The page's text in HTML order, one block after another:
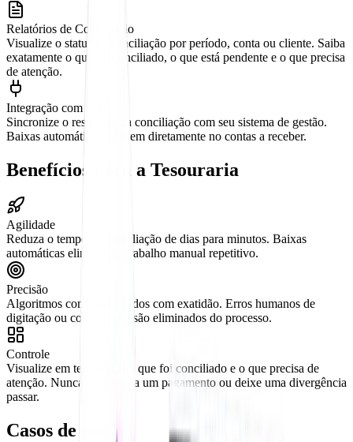
Relatórios de Conciliação
Visualize o status da conciliação por período, conta ou cliente. Saiba
exatamente o que foi conciliado, o que está pendente e o que precisa
de atenção.
Integração com ERP
Sincronize o resultado da conciliação com seu sistema de gestão.
Baixas automáticas refletem diretamente no contas a receber.
Benefícios para a Tesouraria
Agilidade
Reduza o tempo de conciliação de dias para minutos. Baixas
automáticas eliminam o trabalho manual repetitivo.
Precisão
Algoritmos comparam dados com exatidão. Erros humanos de
digitação ou comparação são eliminados do processo.
Controle
Visualize em tempo real o que foi conciliado e o que precisa de
atenção. Nunca mais perca um pagamento ou deixe uma divergência
passar.
Casos de uso